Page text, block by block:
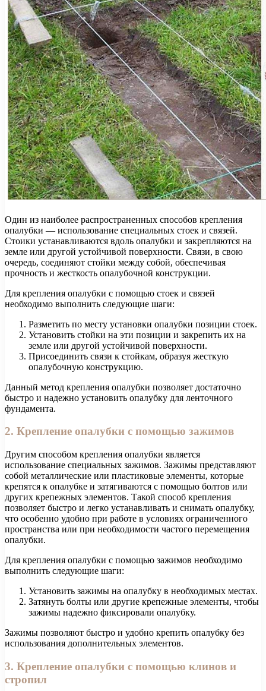
Один из наиболее распространенных способов крепления
опалубки — использование специальных стоек и связей.
Стоики устанавливаются вдоль опалубки и закрепляются на
земле или другой устойчивой поверхности. Связи, в свою
очередь, соединяют стойки между собой, обеспечивая
прочность и жесткость опалубочной конструкции.
Для крепления опалубки с помощью стоек и связей
необходимо выполнить следующие шаги:
Разметить по месту установки опалубки позиции стоек.
Установить стойки на эти позиции и закрепить их на
земле или другой устойчивой поверхности.
Присоединить связи к стойкам, образуя жесткую
опалубочную конструкцию.
Данный метод крепления опалубки позволяет достаточно
быстро и надежно установить опалубку для ленточного
фундамента.
2. Крепление опалубки с помощью зажимов
Другим способом крепления опалубки является
использование специальных зажимов. Зажимы представляют
собой металлические или пластиковые элементы, которые
крепятся к опалубке и затягиваются с помощью болтов или
других крепежных элементов. Такой способ крепления
позволяет быстро и легко устанавливать и снимать опалубку,
что особенно удобно при работе в условиях ограниченного
пространства или при необходимости частого перемещения
опалубки.
Для крепления опалубки с помощью зажимов необходимо
выполнить следующие шаги:
Установить зажимы на опалубку в необходимых местах.
Затянуть болты или другие крепежные элементы, чтобы
зажимы надежно фиксировали опалубку.
Зажимы позволяют быстро и удобно крепить опалубку без
использования дополнительных элементов.
3. Крепление опалубки с помощью клинов и
стропил